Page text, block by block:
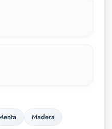
Madera